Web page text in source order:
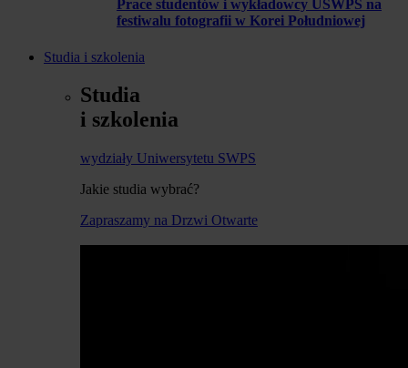
Prace studentów i wykładowcy USWPS na
festiwalu fotografii w Korei Południowej
Studia i szkolenia
Studia
i szkolenia
wydziały Uniwersytetu SWPS
Jakie studia wybrać?
Zapraszamy na Drzwi Otwarte